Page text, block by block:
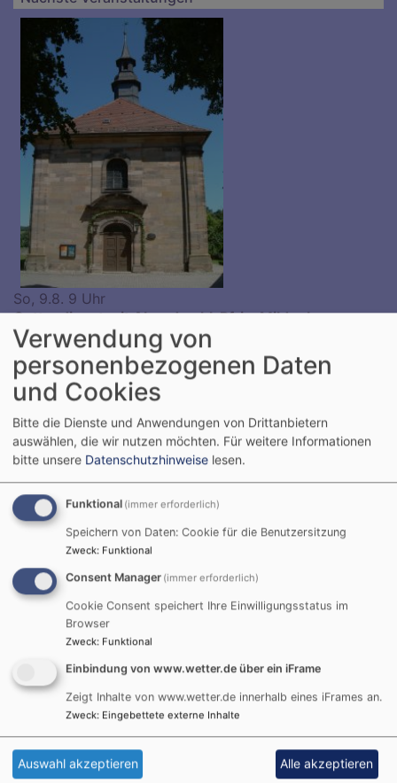
So, 9.8. 9 Uhr
Gottesdienst mit Abendmahl, Pfrin. Mildenberger
Bayreuth Pfarrkirche St. Johannis
So, 9.8. 10:30 Uhr
Gottesdienst mit Pfrin. Mildenberger
Fr, 14.8. 19-21:30 Uhr
Place To Pray
Verwendung von
personenbezogenen Daten
und Cookies
Bitte die Dienste und Anwendungen von Drittanbietern
auswählen, die wir nutzen möchten. Für weitere Informationen
bitte unsere Datenschutzhinweise lesen.
Funktional (immer erforderlich)
Speichern von Daten: Cookie für die Benutzersitzung
Zweck: Funktional
Consent Manager (immer erforderlich)
Cookie Consent speichert Ihre Einwilligungsstatus im
Browser
Zweck: Funktional
Einbindung von www.wetter.de über ein iFrame
Zeigt Inhalte von www.wetter.de innerhalb eines iFrames an.
Zweck: Eingebettete externe Inhalte
Auswahl akzeptieren Alle akzeptieren